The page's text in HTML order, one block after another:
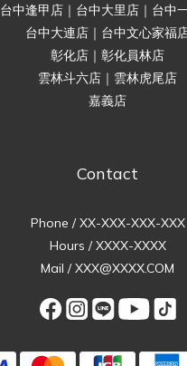
台中逢甲店｜台中大里店｜台中
台中大連店｜台中文心家福
彰化店｜彰化員林店
雲林斗六店｜雲林虎尾店
嘉義店
Contact
Phone / XX-XXX-XXX-XXX
Hours / XXXX-XXXX
Mail / XXX@XXXX.COM